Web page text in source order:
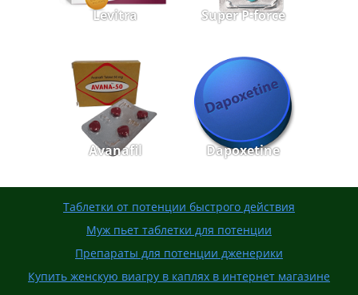
Levitra Super P-force
Avanafil Dapoxetine
Таблетки от потенции быстрого действия
Муж пьет таблетки для потенции
Препараты для потенции дженерики
Купить женскую виагру в каплях в интернет магазине